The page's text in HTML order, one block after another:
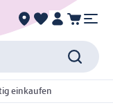
einkaufen